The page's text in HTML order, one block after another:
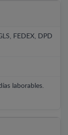
FEDEX, DPD
laborables.